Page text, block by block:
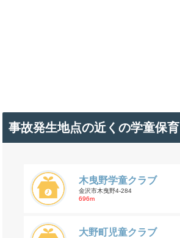
事故発生地点の近くの学童保育
木曳野学童クラブ
金沢市木曳野4-284
696m
大野町児童クラブ